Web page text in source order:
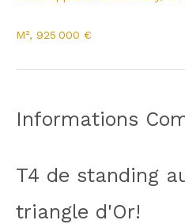
M², 925 000 €
Informations
T4 de standing
triangle d'Or!